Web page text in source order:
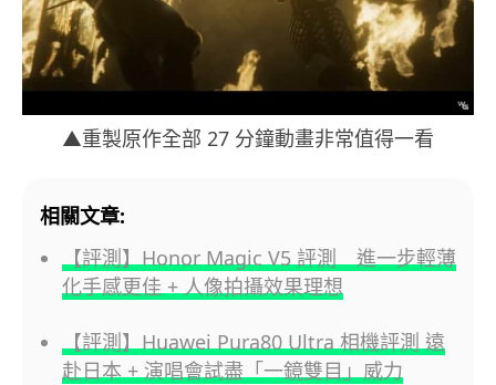
▲重製原作全部 27 分鐘動畫非常值得一看
相關文章:
【評測】Honor Magic V5 評測 進一步輕薄
化手感更佳 + 人像拍攝效果理想
【評測】Huawei Pura80 Ultra 相機評測 遠
赴日本 + 演唱會試盡「一鏡雙目」威力